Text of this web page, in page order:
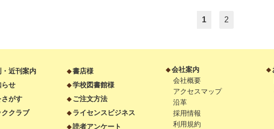
1 2
・近刊案内
らせ
さがす
ククラブ
書店様
学校図書館様
ご注文方法
ライセンスビジネス
読者アンケート
会社案内
会社概要
アクセスマップ
沿革
採用情報
利用規約